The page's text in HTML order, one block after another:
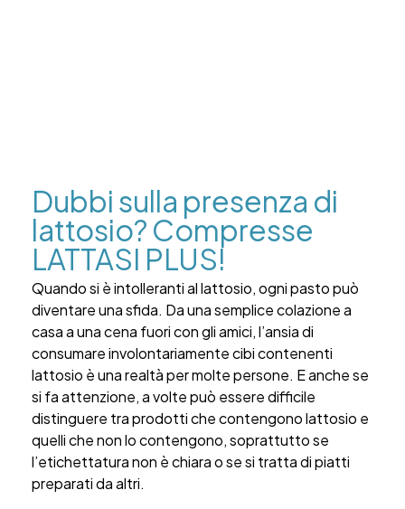
Dubbi sulla presenza di
lattosio? Compresse
LATTASI PLUS!
Quando si è intolleranti al lattosio, ogni pasto può
diventare una sfida. Da una semplice colazione a
casa a una cena fuori con gli amici, l’ansia di
consumare involontariamente cibi contenenti
lattosio è una realtà per molte persone. E anche se
si fa attenzione, a volte può essere difficile
distinguere tra prodotti che contengono lattosio e
quelli che non lo contengono, soprattutto se
l’etichettatura non è chiara o se si tratta di piatti
preparati da altri.